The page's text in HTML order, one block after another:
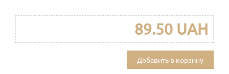
89.50 UAH
Добавить в корзину